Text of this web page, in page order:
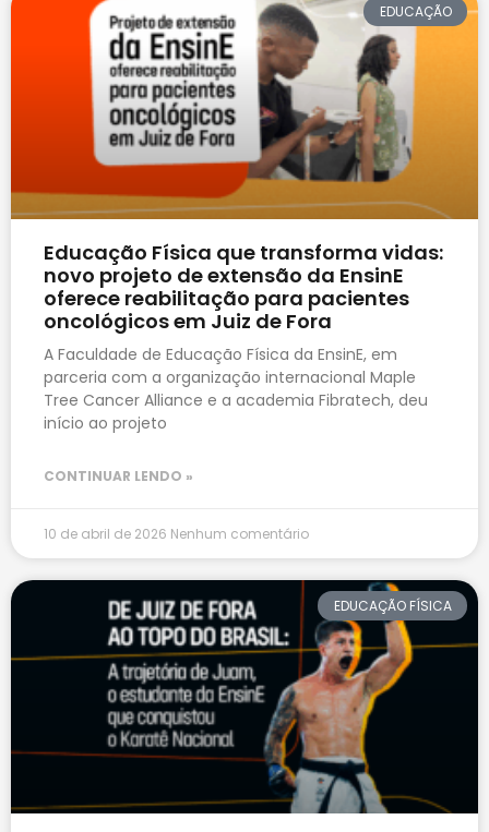
EDUCAÇÃO
Educação Física que transforma vidas:
novo projeto de extensão da EnsinE
oferece reabilitação para pacientes
oncológicos em Juiz de Fora
A Faculdade de Educação Física da EnsinE, em
parceria com a organização internacional Maple
Tree Cancer Alliance e a academia Fibratech, deu
início ao projeto
CONTINUAR LENDO »
10 de abril de 2026 Nenhum comentário
EDUCAÇÃO FÍSICA